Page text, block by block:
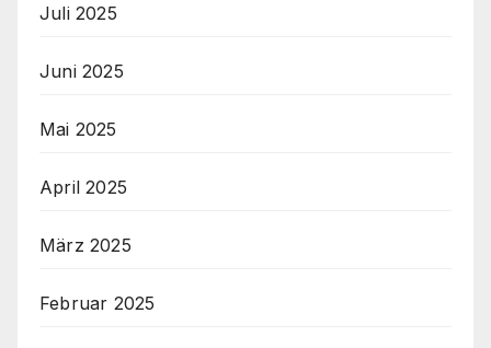
Juli 2025
Juni 2025
Mai 2025
April 2025
März 2025
Februar 2025